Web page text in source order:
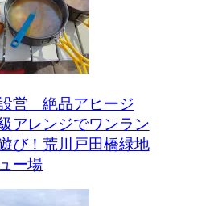
設営 絶品アヒージ
アレンジでワンラン
び！荒川戸田橋緑地
ー場